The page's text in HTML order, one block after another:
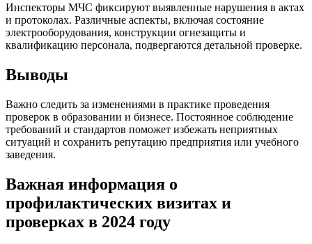
Инспекторы МЧС фиксируют выявленные нарушения в актах
и протоколах. Различные аспекты, включая состояние
электрооборудования, конструкции огнезащиты и
квалификацию персонала, подвергаются детальной проверке.
Выводы
Важно следить за изменениями в практике проведения
проверок в образовании и бизнесе. Постоянное соблюдение
требований и стандартов поможет избежать неприятных
ситуаций и сохранить репутацию предприятия или учебного
заведения.
Важная информация о
профилактических визитах и
проверках в 2024 году